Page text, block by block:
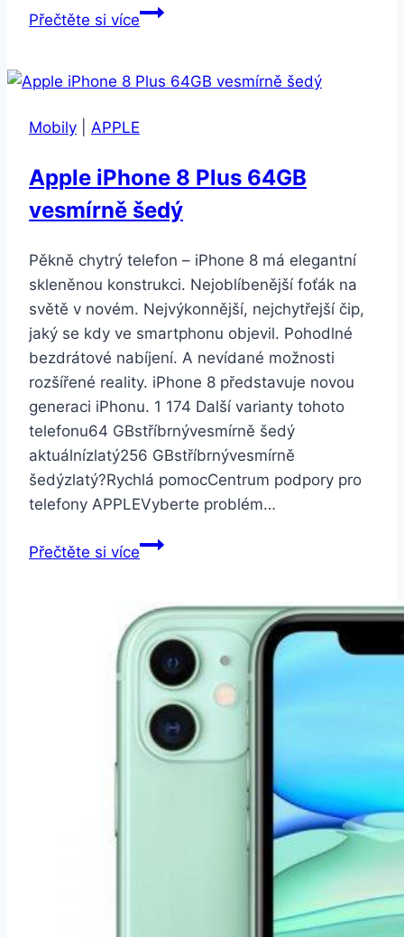
Přečtěte si víceXiaomi
13
5G
Aurora
Purple
Mobily APPLE
Apple iPhone 8 Plus 64GB
vesmírně šedý
Pěkně chytrý telefon – iPhone 8 má elegantní
skleněnou konstrukci. Nejoblíbenější foťák na
světě v novém. Nejvýkonnější, nejchytřejší čip,
jaký se kdy ve smartphonu objevil. Pohodlné
bezdrátové nabíjení. A nevídané možnosti
rozšířené reality. iPhone 8 představuje novou
generaci iPhonu. 1 174 Další varianty tohoto
telefonu64 GBstříbrnývesmírně šedý
aktuálnízlatý256 GBstříbrnývesmírně
šedýzlatý?Rychlá pomocCentrum podpory pro
telefony APPLEVyberte problém…
Přečtěte si víceApple
Plus
64GB
vesmírně
šedý